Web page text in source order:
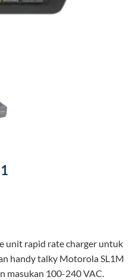
unit rapid rate charger untuk
handy talky Motorola SL1M
masukan 100-240 VAC.